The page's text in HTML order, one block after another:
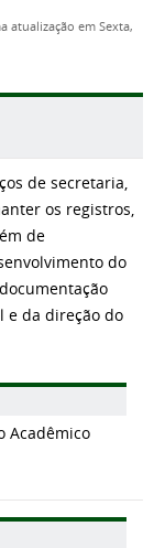
atualização em Sexta,
de secretaria,
os registros,
de
do
e da direção do
Acadêmico